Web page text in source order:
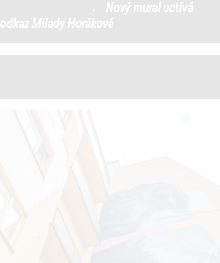
← Nový mural uctívá
odkaz Milady Horákové